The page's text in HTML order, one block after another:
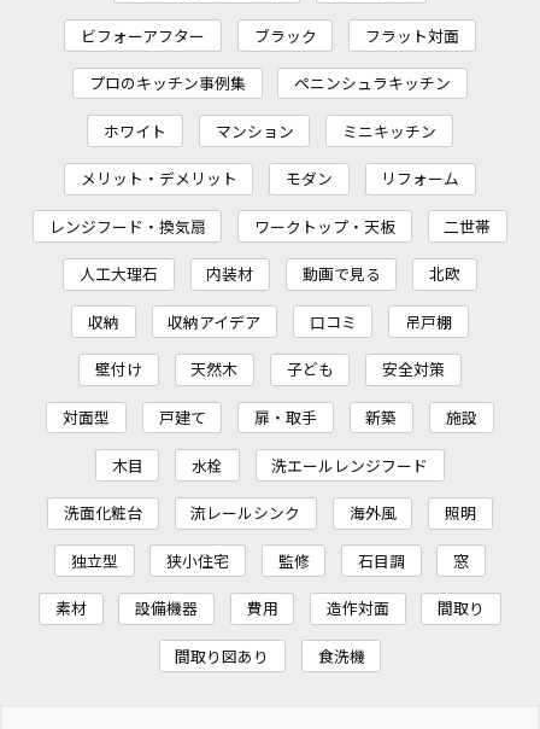
ビフォーアフター ブラック フラット対面
プロのキッチン事例集 ペニンシュラキッチン
ホワイト マンション ミニキッチン
メリット・デメリット モダン リフォーム
レンジフード・換気扇 ワークトップ・天板 二世帯
人工大理石 内装材 動画で見る 北欧
収納 収納アイデア 口コミ 吊戸棚
壁付け 天然木 子ども 安全対策
対面型 戸建て 扉・取手 新築 施設
木目 水栓 洗エールレンジフード
洗面化粧台 流レールシンク 海外風 照明
独立型 狭小住宅 監修 石目調 窓
素材 設備機器 費用 造作対面 間取り
間取り図あり 食洗機